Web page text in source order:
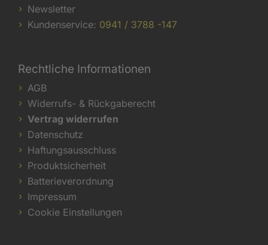
Newsletter
Kundenservice: 0941 / 3788 -147
Rechtliche Informationen
AGB
Widerrufs- & Rückgaberecht
Vertrag widerrufen
Datenschutz
Haftungsausschluss
Produktsicherheit
Batterieverordnung
Impressum
Cookie Einstellungen